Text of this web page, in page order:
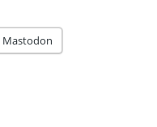
Mastodon